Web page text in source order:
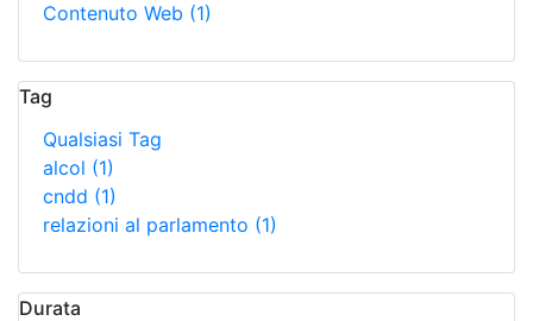
Contenuto Web (1)
Tag
Qualsiasi Tag
alcol (1)
cndd (1)
relazioni al parlamento (1)
Durata